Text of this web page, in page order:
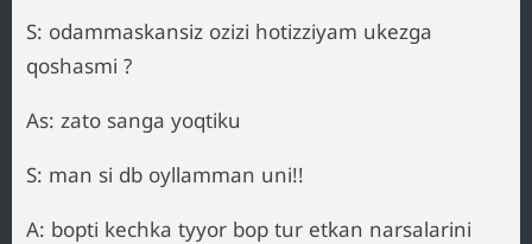
S: odammaskansiz ozizi hotizziyam ukezga
qoshasmi ?
As: zato sanga yoqtiku
S: man si db oyllamman uni!!
A: bopti kechka tyyor bop tur etkan narsalarini